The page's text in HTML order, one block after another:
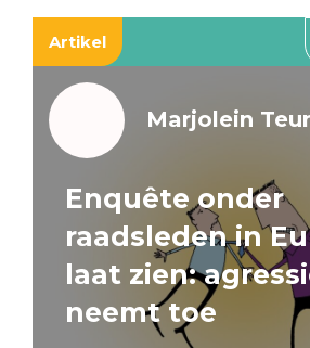
Artikel
Marjolein
Enquête onder
raadsleden in
laat zien:
neemt toe